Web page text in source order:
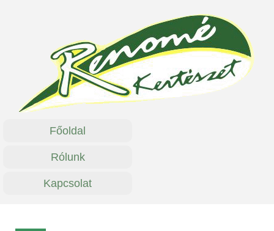
Főoldal
Rólunk
Kapcsolat